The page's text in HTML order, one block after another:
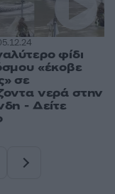
φίδι
«έκοβε
σε
νερά στην
- Δείτε